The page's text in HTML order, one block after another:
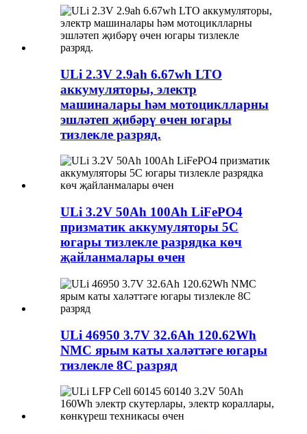
ULi 2.3V 2.9ah 6.67wh LTO
аккумуляторы, электр
машиналары һәм мотоциклларны
эшләтеп җибәрү өчен югары
тизлекле разряд.
ULi 3.2V 50Ah 100Ah LiFePO4
призматик аккумуляторы 5C
югары тизлекле разрядка көч
җайланмалары өчен
ULi 46950 3.7V 32.6Ah 120.62Wh
NMC ярым каты халәттәге югары
тизлекле 8C разряд